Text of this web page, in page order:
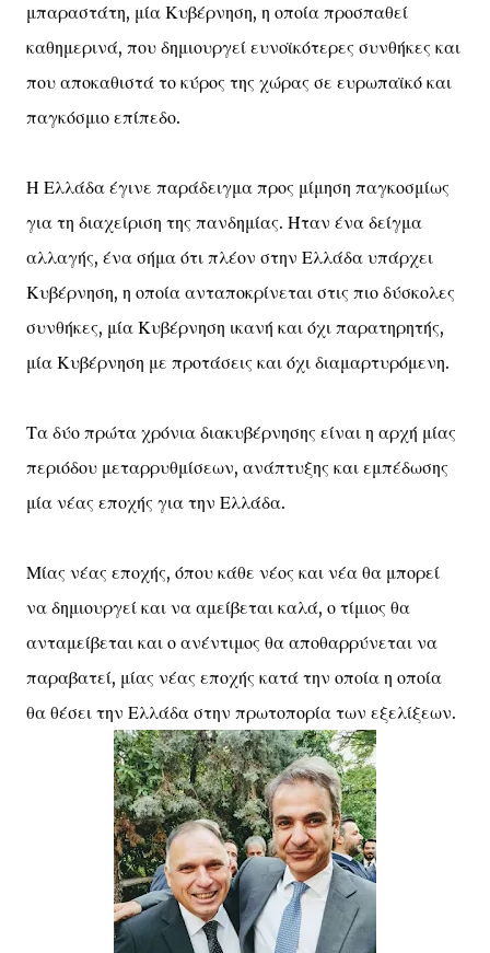
μπαραστάτη, μία Κυβέρνηση, η οποία προσπαθεί
καθημερινά, που δημιουργεί ευνοϊκότερες συνθήκες και
που αποκαθιστά το κύρος της χώρας σε ευρωπαϊκό και
παγκόσμιο επίπεδο.
Η Ελλάδα έγινε παράδειγμα προς μίμηση παγκοσμίως
για τη διαχείριση της πανδημίας. Ήταν ένα δείγμα
αλλαγής, ένα σήμα ότι πλέον στην Ελλάδα υπάρχει
Κυβέρνηση, η οποία ανταποκρίνεται στις πιο δύσκολες
συνθήκες, μία Κυβέρνηση ικανή και όχι παρατηρητής,
μία Κυβέρνηση με προτάσεις και όχι διαμαρτυρόμενη.
Τα δύο πρώτα χρόνια διακυβέρνησης είναι η αρχή μίας
περιόδου μεταρρυθμίσεων, ανάπτυξης και εμπέδωσης
μία νέας εποχής για την Ελλάδα.
Μίας νέας εποχής, όπου κάθε νέος και νέα θα μπορεί
να δημιουργεί και να αμείβεται καλά, ο τίμιος θα
ανταμείβεται και ο ανέντιμος θα αποθαρρύνεται να
παραβατεί, μίας νέας εποχής κατά την οποία η οποία
θα θέσει την Ελλάδα στην πρωτοπορία των εξελίξεων.